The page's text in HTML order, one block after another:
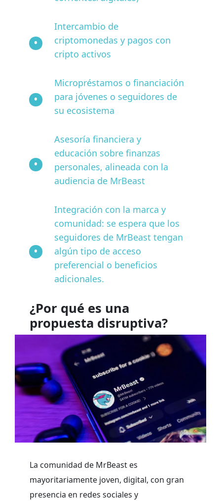
Intercambio de
criptomonedas y pagos con
cripto activos
Micropréstamos o financiación
para jóvenes o seguidores de
su ecosistema
Asesoría financiera y
educación sobre finanzas
personales, alineada con la
audiencia de MrBeast
Integración con la marca y
comunidad: se espera que los
seguidores de MrBeast tengan
algún tipo de acceso
preferencial o beneficios
adicionales.
¿Por qué es una
propuesta disruptiva?
La comunidad de MrBeast es
mayoritariamente joven, digital, con gran
presencia en redes sociales y